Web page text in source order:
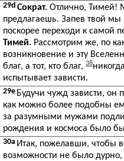
29d Сократ. Отлично, Тимей!
предлагаешь. Запев твой мы
поскорее переходи к самой
Тимей. Рассмотрим же, по
возникновение и эту
благ, а тот, кто благ, 38
испытывает зависти.
29e Будучи чужд зависти, он
как можно более подобны
за разумными мужами
рождения и космоса было
30a Итак, пожелавши, чтобы
возможности не было дурно,